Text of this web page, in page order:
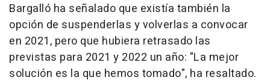
Bargalló ha señalado que existía también la
opción de suspenderlas y volverlas a convocar
en 2021, pero que hubiera retrasado las
previstas para 2021 y 2022 un año: "La mejor
solución es la que hemos tomado", ha resaltado.